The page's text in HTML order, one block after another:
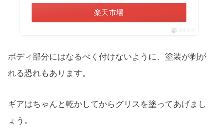
楽天市場
ポチップ
ボディ部分にはなるべく付けないように、塗装が剥が
れる恐れもあります。
ギアはちゃんと乾かしてからグリスを塗ってあげまし
ょう。